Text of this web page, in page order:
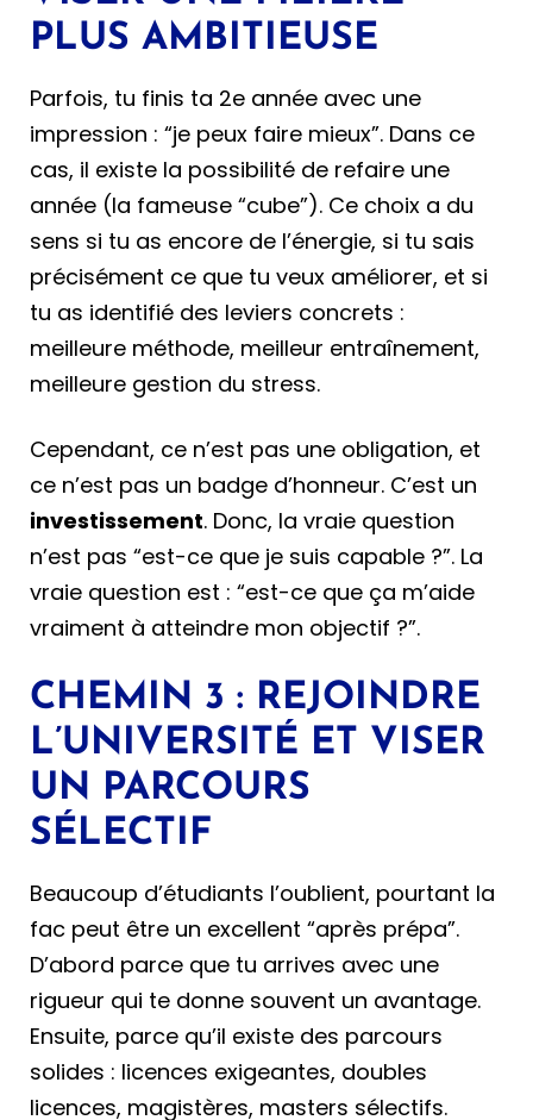
PLUS AMBITIEUSE
Parfois, tu finis ta 2e année avec une
impression : “je peux faire mieux”. Dans ce
cas, il existe la possibilité de refaire une
année (la fameuse “cube”). Ce choix a du
sens si tu as encore de l’énergie, si tu sais
précisément ce que tu veux améliorer, et si
tu as identifié des leviers concrets :
meilleure méthode, meilleur entraînement,
meilleure gestion du stress.
Cependant, ce n’est pas une obligation, et
ce n’est pas un badge d’honneur. C’est un
investissement. Donc, la vraie question
n’est pas “est-ce que je suis capable ?”. La
vraie question est : “est-ce que ça m’aide
vraiment à atteindre mon objectif ?”.
CHEMIN 3 : REJOINDRE
L’UNIVERSITÉ ET VISER
UN PARCOURS
SÉLECTIF
Beaucoup d’étudiants l’oublient, pourtant la
fac peut être un excellent “après prépa”.
D’abord parce que tu arrives avec une
rigueur qui te donne souvent un avantage.
Ensuite, parce qu’il existe des parcours
solides : licences exigeantes, doubles
licences, magistères, masters sélectifs.